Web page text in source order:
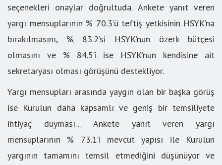
seçenekleri onaylar doğrultuda. Ankete yanıt veren
yargı mensuplarının % 70.3’ü teftiş yetkisinin HSYK’na
bırakılmasını, % 83.2’si HSYK’nun özerk bütçesi
olmasını ve % 84.5’i ise HSYK’nun kendisine ait
sekretaryası olması görüşünü destekliyor.
Yargı mensupları arasında yaygın olan bir başka görüş
ise Kurulun daha kapsamlı ve geniş bir temsiliyete
ihtiyaç duyması… Ankete yanıt veren yargı
mensuplarının % 73.1’i mevcut yapısı ile Kurulun
yargının tamamını temsil etmediğini düşünüyor ve